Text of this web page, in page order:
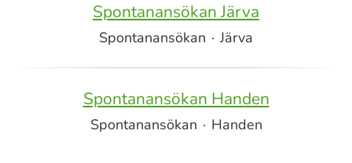
Spontanansökan Järva
Spontanansökan · Järva
Spontanansökan Handen
Spontanansökan · Handen